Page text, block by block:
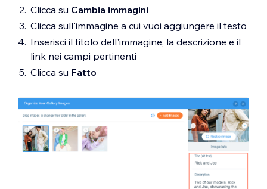
Clicca su Cambia immagini
Clicca sull'immagine a cui vuoi aggiungere il testo
Inserisci il titolo dell'immagine, la descrizione e il
link nei campi pertinenti
Clicca su Fatto